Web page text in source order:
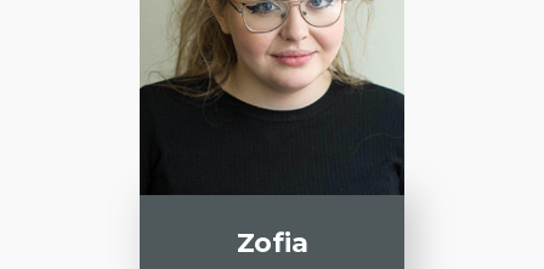
Zofia